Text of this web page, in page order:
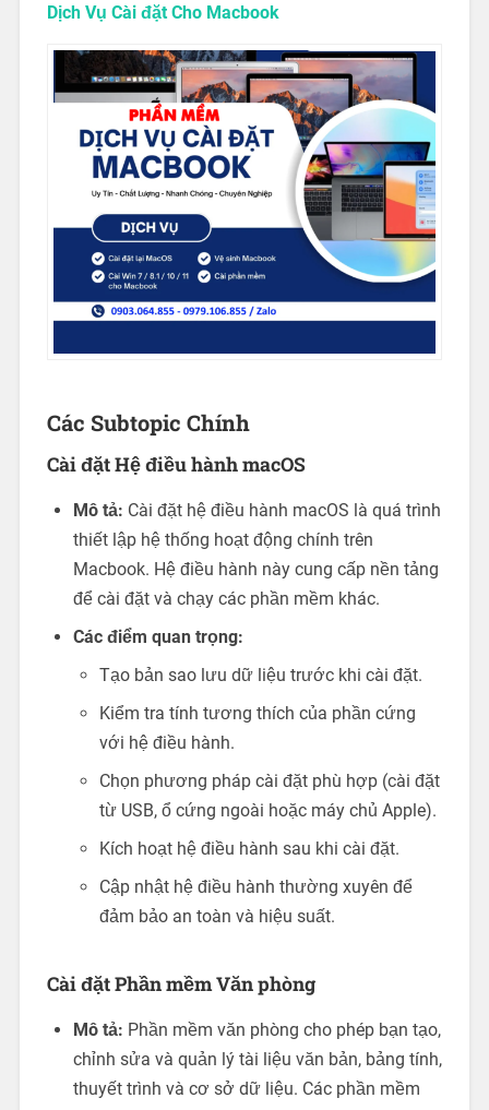
Dịch Vụ Cài đặt Cho Macbook
Các Subtopic Chính
Cài đặt Hệ điều hành macOS
Mô tả: Cài đặt hệ điều hành macOS là quá trình
thiết lập hệ thống hoạt động chính trên
Macbook. Hệ điều hành này cung cấp nền tảng
để cài đặt và chạy các phần mềm khác.
Các điểm quan trọng:
Tạo bản sao lưu dữ liệu trước khi cài đặt.
Kiểm tra tính tương thích của phần cứng
với hệ điều hành.
Chọn phương pháp cài đặt phù hợp (cài đặt
từ USB, ổ cứng ngoài hoặc máy chủ Apple).
Kích hoạt hệ điều hành sau khi cài đặt.
Cập nhật hệ điều hành thường xuyên để
đảm bảo an toàn và hiệu suất.
Cài đặt Phần mềm Văn phòng
Mô tả: Phần mềm văn phòng cho phép bạn tạo,
chỉnh sửa và quản lý tài liệu văn bản, bảng tính,
thuyết trình và cơ sở dữ liệu. Các phần mềm